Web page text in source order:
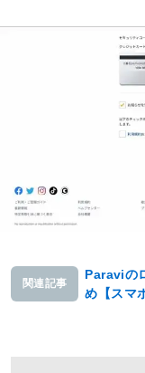
関連記事
Paraviの
め【スマ